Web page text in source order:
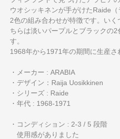
ウオシッキネンが手がけたRaide
2色の組み合わせが特徴です。いく
ちらは淡いパープルとブラックの
す。
1968年から1971年の期間に生産さ
・メーカー : ARABIA
・デザイン：Raija Uosikkinen
・シリーズ : Raide
・年代 : 1968-1971
・コンディション : 2-3 / 5 段階
使用感がありました